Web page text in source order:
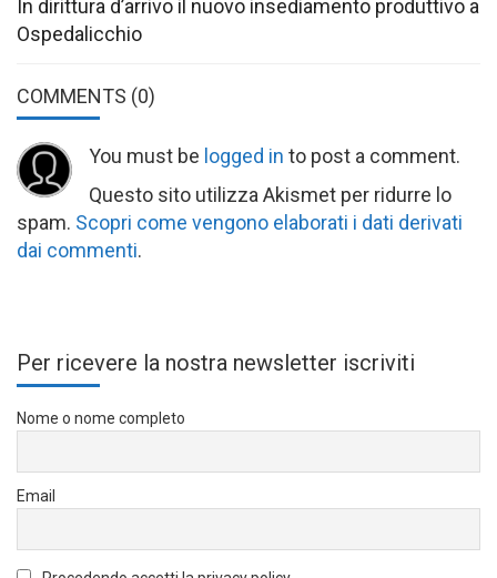
In dirittura d’arrivo il nuovo insediamento produttivo a
Ospedalicchio
COMMENTS (0)
You must be logged in to post a comment.
Questo sito utilizza Akismet per ridurre lo
spam. Scopri come vengono elaborati i dati derivati
dai commenti.
Per ricevere la nostra newsletter iscriviti
Nome o nome completo
Email